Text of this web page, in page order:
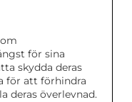
för sina
skydda deras
för att förhindra
deras överlevnad.